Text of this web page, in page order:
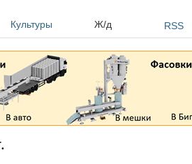
Культуры Ж/д RSS